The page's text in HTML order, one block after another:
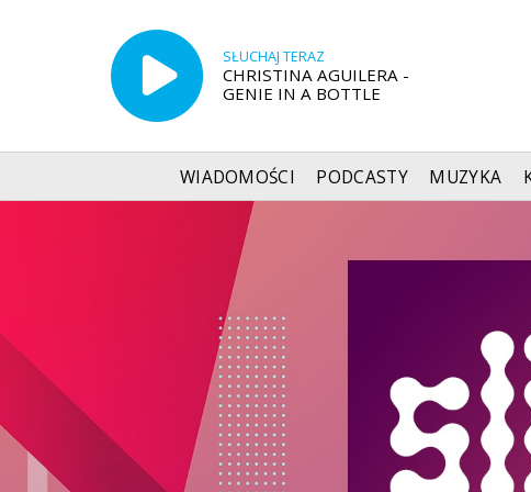
SŁUCHAJ TERAZ
CHRISTINA AGUILERA -
GENIE IN A BOTTLE
WIADOMOŚCI PODCASTY MUZYKA